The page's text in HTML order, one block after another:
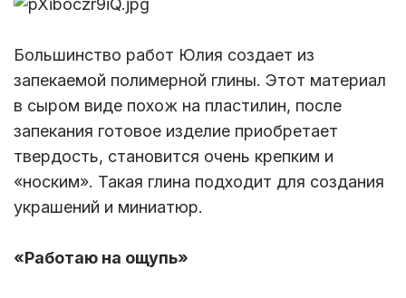
Большинство работ Юлия создает из
запекаемой полимерной глины. Этот материал
в сыром виде похож на пластилин, после
запекания готовое изделие приобретает
твердость, становится очень крепким и
«носким». Такая глина подходит для создания
украшений и миниатюр.
«Работаю на ощупь»